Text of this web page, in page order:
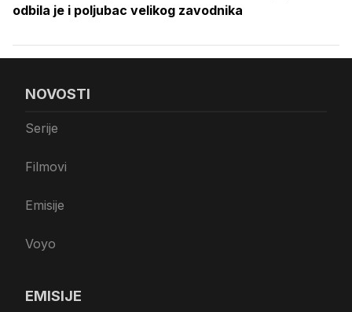
odbila je i poljubac velikog zavodnika
NOVOSTI
Serije
Filmovi
Emisije
Voyo
EMISIJE